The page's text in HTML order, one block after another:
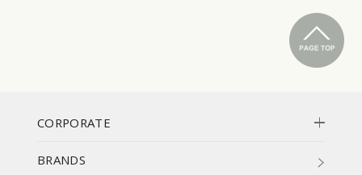
CORPORATE
BRANDS